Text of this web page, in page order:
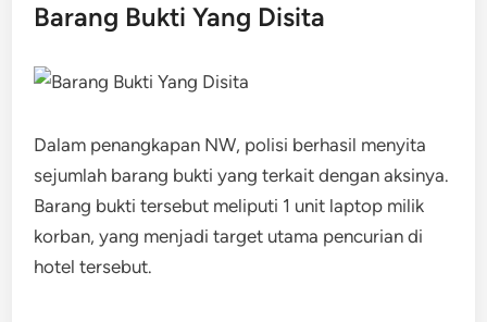
Barang Bukti Yang Disita
Dalam penangkapan NW, polisi berhasil menyita
sejumlah barang bukti yang terkait dengan aksinya.
Barang bukti tersebut meliputi 1 unit laptop milik
korban, yang menjadi target utama pencurian di
hotel tersebut.